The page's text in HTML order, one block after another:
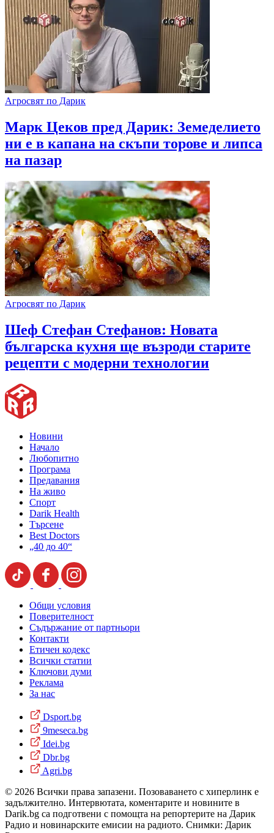
Агросвят по Дарик
Марк Цеков пред Дарик: Земеделието
ни е в капана на скъпи торове и липса
на пазар
Агросвят по Дарик
Шеф Стефан Стефанов: Новата
българска кухня ще възроди старите
рецепти с модерни технологии
Новини
Начало
Любопитно
Програма
Предавания
На живо
Спорт
Darik Health
Търсене
Best Doctors
„40 до 40“
Общи условия
Поверителност
Съдържание от партньори
Контакти
Етичен кодекс
Всички статии
Ключови думи
Реклама
За нас
Dsport.bg
9meseca.bg
Idei.bg
Dbr.bg
Agri.bg
© 2026 Всички права запазени. Позоваването с хиперлинк е
задължително. Интервютата, коментарите и новините в
Darik.bg са подготвени с помощта на репортерите на Дарик
Радио и новинарските емисии на радиото. Снимки: Дарик